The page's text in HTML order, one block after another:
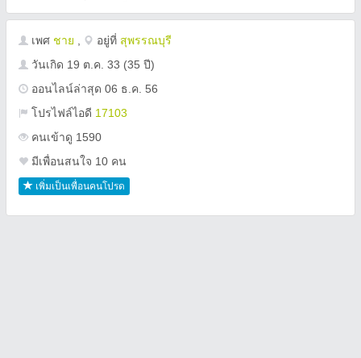
เพศ ชาย อยู่ที่ สุพรรณบุรี
วันเกิด 19 ต.ค. 33 (35 ปี)
ออนไลน์ล่าสุด 06 ธ.ค. 56
โปรไฟล์ไอดี 17103
คนเข้าดู 1590
มีเพื่อนสนใจ 10 คน
เพิ่มเป็นเพื่อนคนโปรด